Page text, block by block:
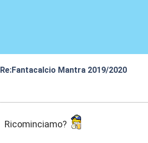
Re:Fantacalcio Mantra 2019/2020
Ricominciamo?